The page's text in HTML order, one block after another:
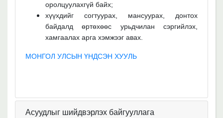
оролцуулахгүй байх;
хүүхдийг согтуурах, мансуурах, донтох
байдалд өртөхөөс урьдчилан сэргийлэх,
хамгаалах арга хэмжээг авах.
МОНГОЛ УЛСЫН ҮНДСЭН ХУУЛЬ
Асуудлыг шийдвэрлэх байгууллага